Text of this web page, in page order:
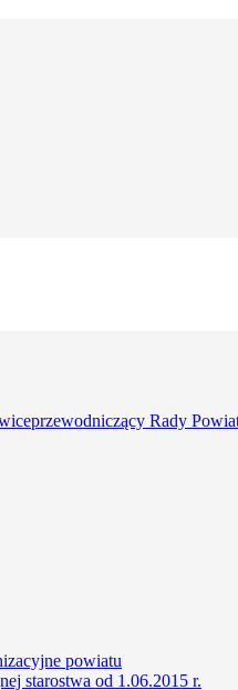
Rady
powiatu
starostwa od 1.06.2015 r.